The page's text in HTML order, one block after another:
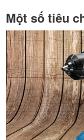
Một số tiêu